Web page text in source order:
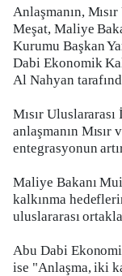
Anlaşmanın,
Meşat, Maliye
Kurumu Başkan
Dabi Ekonomik
Al Nahyan
Mısır
anlaşmanın
entegrasyonun
Maliye Bakanı
kalkınma
uluslararası
Abu Dabi
ise "Anlaşma, iki